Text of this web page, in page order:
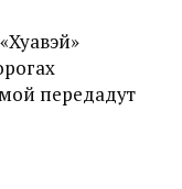
передадут